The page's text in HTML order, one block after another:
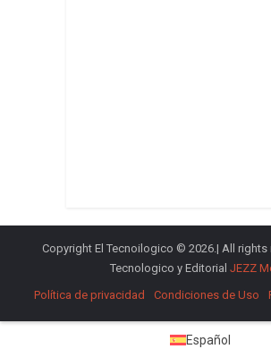
Copyright El Tecnoilogico © 2026.| All rights
Tecnologico y Editorial JEZZ
Política de privacidad
Condiciones de Uso
Español